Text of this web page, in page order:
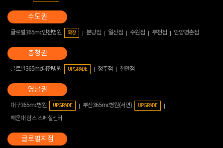
글로벌365mc인천병원 확장 분당점 일산점 수원점 부천점 안양평촌점
글로벌365mc대전병원 UPGRADE 청주점 천안점
대구365mc병원 UPGRADE 부산365mc병원(서면) UPGRADE
해운대 람스 스페셜센터